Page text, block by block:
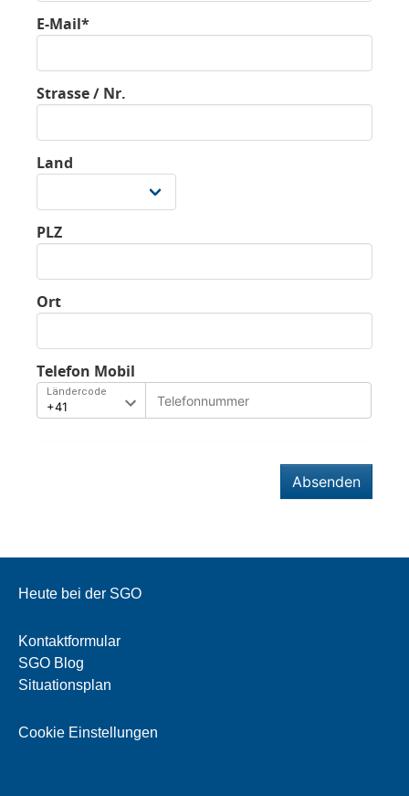
E-Mail*
Strasse / Nr.
Land
PLZ
Ort
Telefon Mobil
Ländercode
Absenden
Heute bei der SGO
Kontaktformular
SGO Blog
Situationsplan
Cookie Einstellungen